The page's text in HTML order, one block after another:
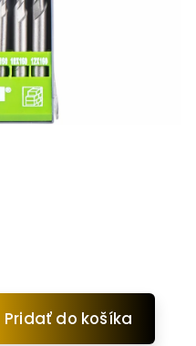
Pridať do košíka